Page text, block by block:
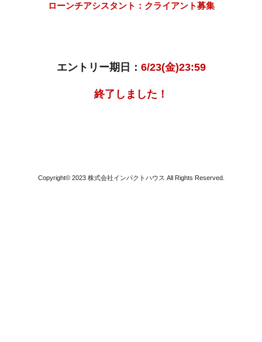
ローンチアシスタント： クライアント募集
エントリー期日： 6/23(金)23:59
終了しました！
Copyright© 2023 株式会社インパクトハウス All Rights Reserved.